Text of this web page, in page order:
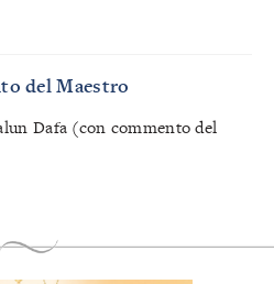
del Maestro
Dafa (con commento del